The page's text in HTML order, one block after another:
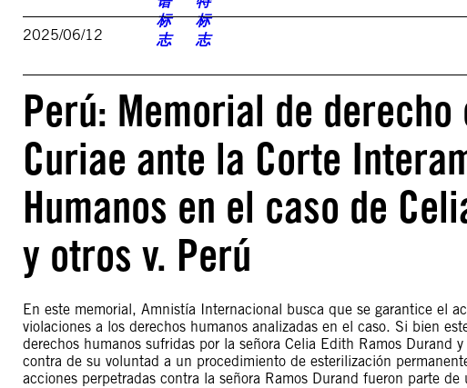
2025/06/12
Perú: Memorial de
Curiae ante la Corte
Humanos en el caso de
y otros v. Perú
En este memorial, Amnistía Internacional busca que se garantice el
violaciones a los derechos humanos analizadas en el caso. Si bien
derechos humanos sufridas por la señora Celia Edith Ramos Durand
contra de su voluntad a un procedimiento de esterilización
acciones perpetradas contra la señora Ramos Durand fueron parte